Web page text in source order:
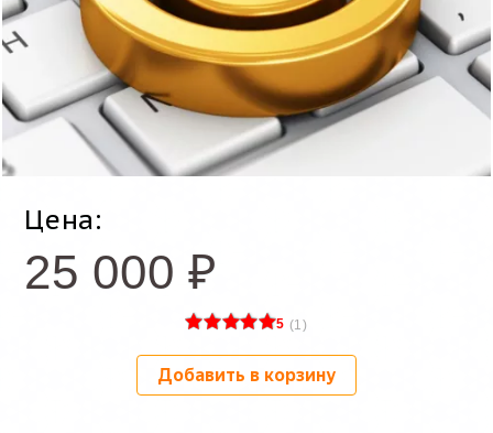
Цена:
25 000 ₽
5 (1)
Добавить в корзину